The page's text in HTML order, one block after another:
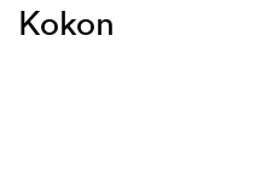
Kokon